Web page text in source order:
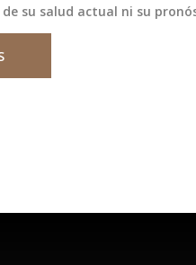
de su salud actual ni su